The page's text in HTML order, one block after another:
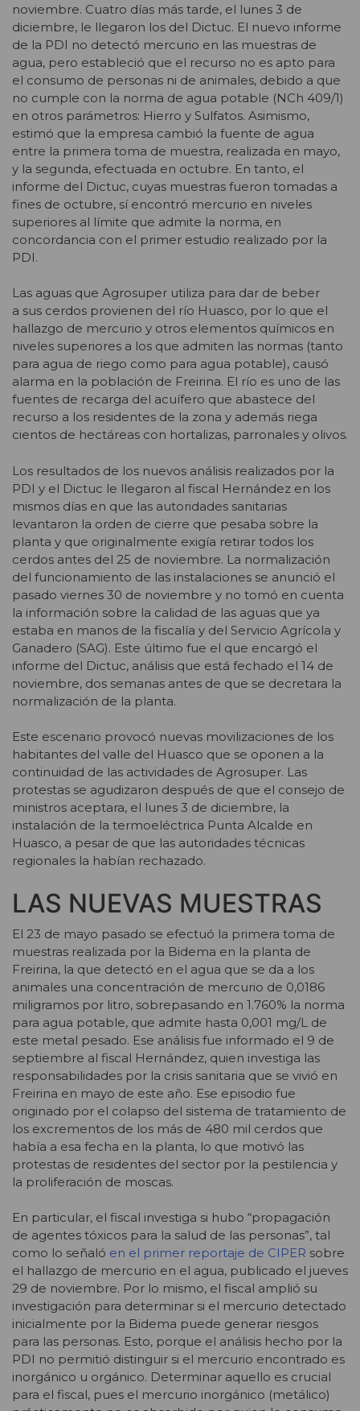
noviembre. Cuatro días más tarde, el lunes 3 de
diciembre, le llegaron los del Dictuc. El nuevo informe
de la PDI no detectó mercurio en las muestras de
agua, pero estableció que el recurso no es apto para
el consumo de personas ni de animales, debido a que
no cumple con la norma de agua potable (NCh 409/1)
en otros parámetros: Hierro y Sulfatos. Asimismo,
estimó que la empresa cambió la fuente de agua
entre la primera toma de muestra, realizada en mayo,
y la segunda, efectuada en octubre. En tanto, el
informe del Dictuc, cuyas muestras fueron tomadas a
fines de octubre, sí encontró mercurio en niveles
superiores al límite que admite la norma, en
concordancia con el primer estudio realizado por la
PDI.
Las aguas que Agrosuper utiliza para dar de beber
a sus cerdos provienen del río Huasco, por lo que el
hallazgo de mercurio y otros elementos químicos en
niveles superiores a los que admiten las normas (tanto
para agua de riego como para agua potable), causó
alarma en la población de Freirina. El río es uno de las
fuentes de recarga del acuífero que abastece del
recurso a los residentes de la zona y además riega
cientos de hectáreas con hortalizas, parronales y olivos.
Los resultados de los nuevos análisis realizados por la
PDI y el Dictuc le llegaron al fiscal Hernández en los
mismos días en que las autoridades sanitarias
levantaron la orden de cierre que pesaba sobre la
planta y que originalmente exigía retirar todos los
cerdos antes del 25 de noviembre. La normalización
del funcionamiento de las instalaciones se anunció el
pasado viernes 30 de noviembre y no tomó en cuenta
la información sobre la calidad de las aguas que ya
estaba en manos de la fiscalía y del Servicio Agrícola y
Ganadero (SAG). Este último fue el que encargó el
informe del Dictuc, análisis que está fechado el 14 de
noviembre, dos semanas antes de que se decretara la
normalización de la planta.
Este escenario provocó nuevas movilizaciones de los
habitantes del valle del Huasco que se oponen a la
continuidad de las actividades de Agrosuper. Las
protestas se agudizaron después de que el consejo de
ministros aceptara, el lunes 3 de diciembre, la
instalación de la termoeléctrica Punta Alcalde en
Huasco, a pesar de que las autoridades técnicas
regionales la habían rechazado.
LAS NUEVAS MUESTRAS
El 23 de mayo pasado se efectuó la primera toma de
muestras realizada por la Bidema en la planta de
Freirina, la que detectó en el agua que se da a los
animales una concentración de mercurio de 0,0186
miligramos por litro, sobrepasando en 1.760% la norma
para agua potable, que admite hasta 0,001 mg/L de
este metal pesado. Ese análisis fue informado el 9 de
septiembre al fiscal Hernández, quien investiga las
responsabilidades por la crisis sanitaria que se vivió en
Freirina en mayo de este año. Ese episodio fue
originado por el colapso del sistema de tratamiento de
los excrementos de los más de 480 mil cerdos que
había a esa fecha en la planta, lo que motivó las
protestas de residentes del sector por la pestilencia y
la proliferación de moscas.
En particular, el fiscal investiga si hubo “propagación
de agentes tóxicos para la salud de las personas”, tal
como lo señaló en el primer reportaje de CIPER sobre
el hallazgo de mercurio en el agua, publicado el jueves
29 de noviembre. Por lo mismo, el fiscal amplió su
investigación para determinar si el mercurio detectado
inicialmente por la Bidema puede generar riesgos
para las personas. Esto, porque el análisis hecho por la
PDI no permitió distinguir si el mercurio encontrado es
inorgánico u orgánico. Determinar aquello es crucial
para el fiscal, pues el mercurio inorgánico (metálico)